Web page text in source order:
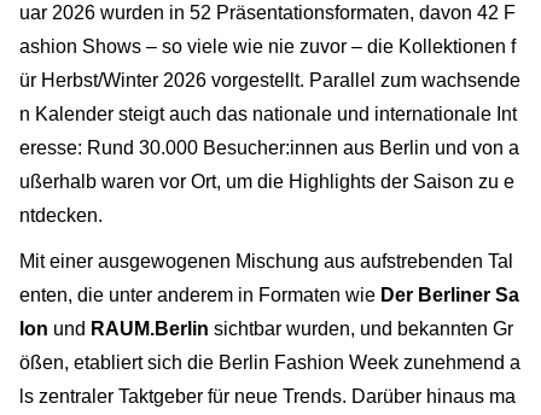
uar 2026 wurden in 52 Präsentationsformaten, davon 42 F
ashion Shows – so viele wie nie zuvor – die Kollektionen f
ür Herbst/Winter 2026 vorgestellt. Parallel zum wachsende
n Kalender steigt auch das nationale und internationale Int
eresse: Rund 30.000 Besucher:innen aus Berlin und von a
ußerhalb waren vor Ort, um die Highlights der Saison zu e
ntdecken.
Mit einer ausgewogenen Mischung aus aufstrebenden Tal
enten, die unter anderem in Formaten wie Der Berliner Sa
lon und RAUM.Berlin sichtbar wurden, und bekannten Gr
ößen, etabliert sich die Berlin Fashion Week zunehmend a
ls zentraler Taktgeber für neue Trends. Darüber hinaus ma